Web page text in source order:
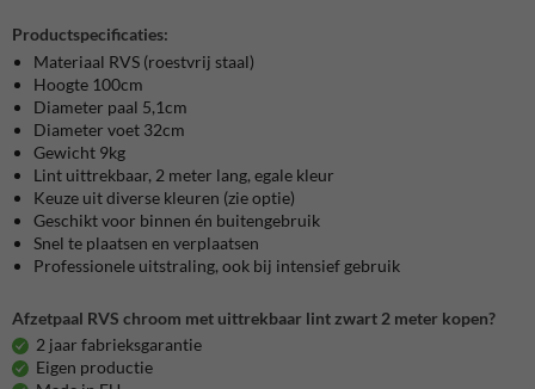
Productspecificaties:
Materiaal RVS (roestvrij staal)
Hoogte 100cm
Diameter paal 5,1cm
Diameter voet 32cm
Gewicht 9kg
Lint uittrekbaar, 2 meter lang, egale kleur
Keuze uit diverse kleuren (zie optie)
Geschikt voor binnen én buitengebruik
Snel te plaatsen en verplaatsen
Professionele uitstraling, ook bij intensief gebruik
Afzetpaal RVS chroom met uittrekbaar lint zwart 2 meter kopen?
2 jaar fabrieksgarantie
Eigen productie